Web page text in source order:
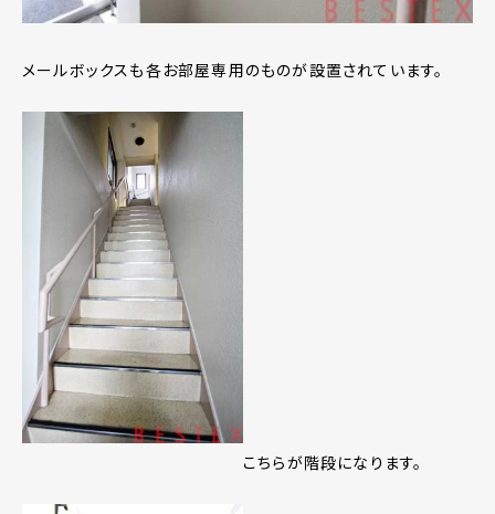
メールボックスも各お部屋専用のものが設置されています。
こちらが階段になります。